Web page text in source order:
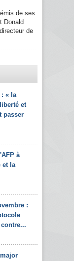
de ses
Donald
de
: « la
et
passer
à
et la
: